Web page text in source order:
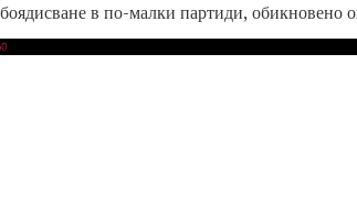
в по-малки партиди, обикновено